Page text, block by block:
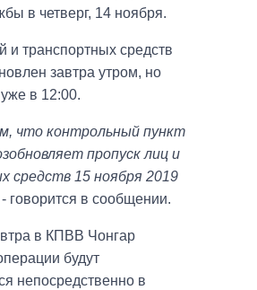
в четверг, 14 ноября.
и транспортных средств
завтра утром, но
в 12:00.
что контрольный пункт
пропуск лиц и
средств 15 ноября 2019
говорится в сообщении.
в КПВВ Чонгар
будут
непосредственно в